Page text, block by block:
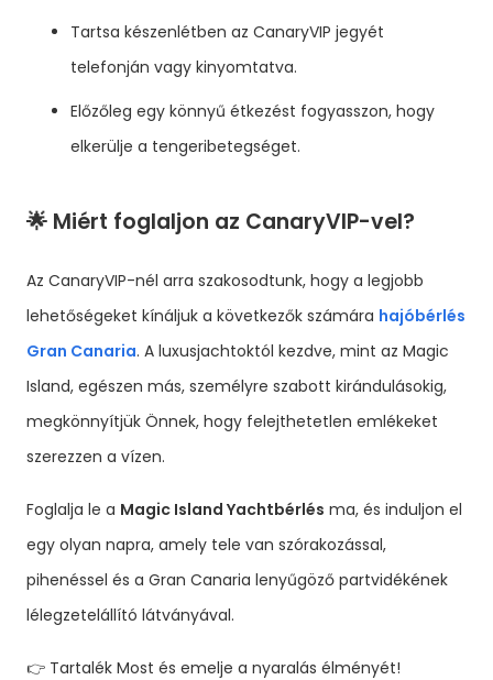
Tartsa készenlétben az CanaryVIP jegyét
telefonján vagy kinyomtatva.
Előzőleg egy könnyű étkezést fogyasszon, hogy
elkerülje a tengeribetegséget.
🌟 Miért foglaljon az CanaryVIP-vel?
Az CanaryVIP-nél arra szakosodtunk, hogy a legjobb
lehetőségeket kínáljuk a következők számára hajóbérlés
Gran Canaria. A luxusjachtoktól kezdve, mint az Magic
Island, egészen más, személyre szabott kirándulásokig,
megkönnyítjük Önnek, hogy felejthetetlen emlékeket
szerezzen a vízen.
Foglalja le a Magic Island Yachtbérlés ma, és induljon el
egy olyan napra, amely tele van szórakozással,
pihenéssel és a Gran Canaria lenyűgöző partvidékének
lélegzetelállító látványával.
👉 Tartalék Most és emelje a nyaralás élményét!